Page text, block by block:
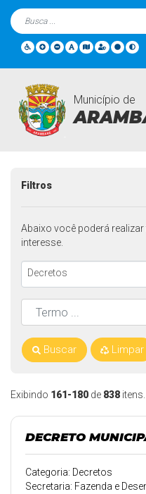
Município de
Legislações
Exibindo 161-180 de 838 itens.
DECRETO
Categoria: Decretos
Secretaria: Fazenda e
Filtros
Abaixo você poderá
interesse.
Decretos
Buscar Limpar